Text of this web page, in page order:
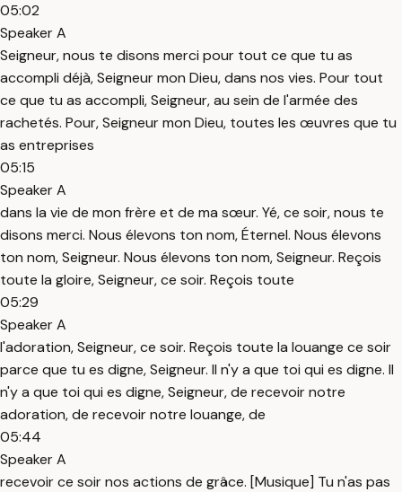
05:02
Speaker A
Seigneur, nous te disons merci pour tout ce que tu as
accompli déjà, Seigneur mon Dieu, dans nos vies. Pour tout
ce que tu as accompli, Seigneur, au sein de l'armée des
rachetés. Pour, Seigneur mon Dieu, toutes les œuvres que tu
as entreprises
05:15
Speaker A
dans la vie de mon frère et de ma sœur. Yé, ce soir, nous te
disons merci. Nous élevons ton nom, Éternel. Nous élevons
ton nom, Seigneur. Nous élevons ton nom, Seigneur. Reçois
toute la gloire, Seigneur, ce soir. Reçois toute
05:29
Speaker A
l'adoration, Seigneur, ce soir. Reçois toute la louange ce soir
parce que tu es digne, Seigneur. Il n'y a que toi qui es digne. Il
n'y a que toi qui es digne, Seigneur, de recevoir notre
adoration, de recevoir notre louange, de
05:44
Speaker A
recevoir ce soir nos actions de grâce. [Musique] Tu n'as pas